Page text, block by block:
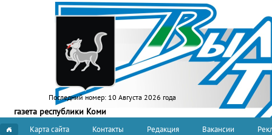
Последний номер: 10 Августа 2026 года
газета республики Коми
Карта сайта Контакты Редакция Вакансии